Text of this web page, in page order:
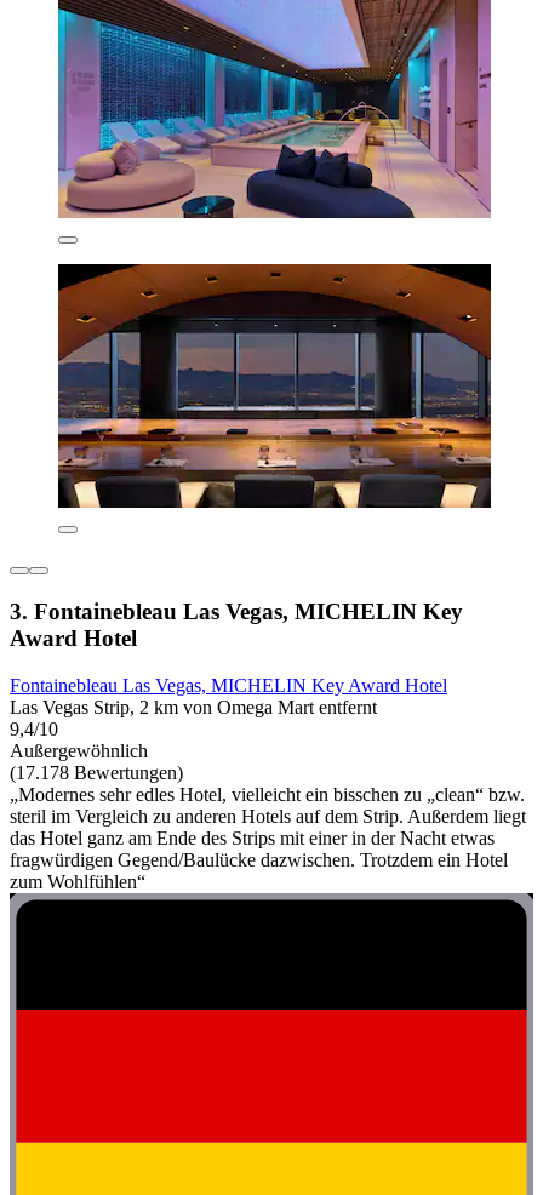
3. Fontainebleau Las Vegas, MICHELIN Key
Award Hotel
Fontainebleau Las Vegas, MICHELIN Key Award Hotel
Las Vegas Strip, 2 km von Omega Mart entfernt
9,4/10
Außergewöhnlich
(17.178 Bewertungen)
„Modernes sehr edles Hotel, vielleicht ein bisschen zu „clean“ bzw.
steril im Vergleich zu anderen Hotels auf dem Strip. Außerdem liegt
das Hotel ganz am Ende des Strips mit einer in der Nacht etwas
fragwürdigen Gegend/Baulücke dazwischen. Trotzdem ein Hotel
zum Wohlfühlen“